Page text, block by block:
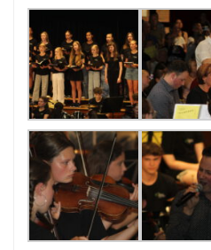
Wettbewerbe
Sprachen
Informatik
Sport
Musik
Mathematik
Erdkunde